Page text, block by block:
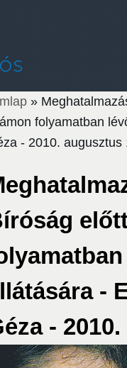
»
folyamatban
- 2010. augusztus
-
-